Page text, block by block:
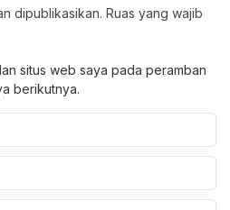
dipublikasikan. Ruas yang wajib
situs web saya pada peramban
berikutnya.